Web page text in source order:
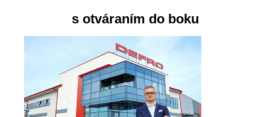
s otváraním do boku